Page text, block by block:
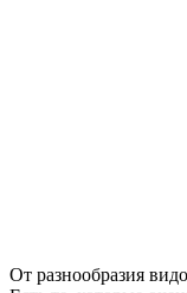
От разнообразия